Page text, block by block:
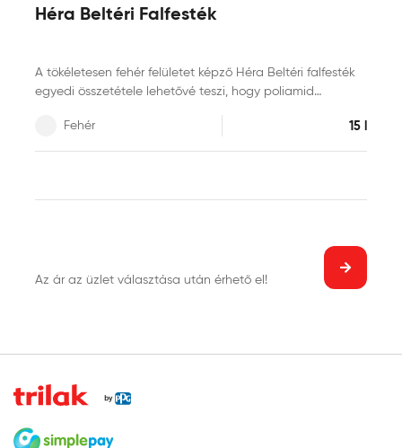
Héra Beltéri Falfesték
A tökéletesen fehér felületet képző Héra Beltéri falfesték
egyedi összetétele lehetővé teszi, hogy poliamid
festékmennyiség kerüljön a falakra. A hozzáadott
oldószert nem tartalmazó, szagmentes és könnyen
Színezőpasztákkal bármilyen pasztellárnyalatra
Fehér 15 l
Az ár az üzlet választása után érhető el!